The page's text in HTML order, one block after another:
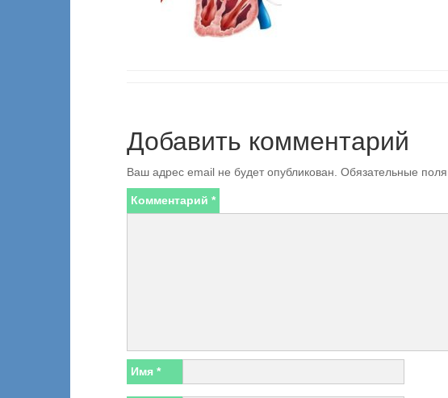
Добавить комментарий
Ваш адрес email не будет опубликован. Обязательные
Комментарий *
Имя *